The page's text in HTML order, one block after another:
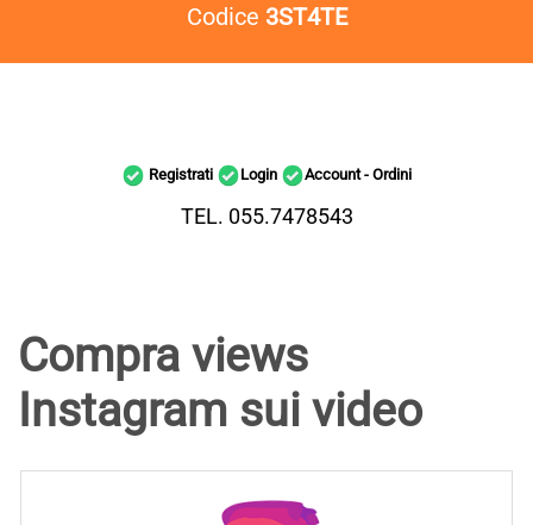
Codice 3ST4TE
Registrati Login Account - Ordini
TEL. 055.7478543
Compra views
Instagram sui video